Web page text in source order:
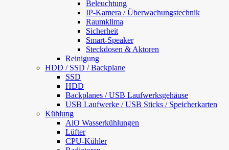
Beleuchtung
IP-Kamera / Überwachungstechnik
Raumklima
Sicherheit
Smart-Speaker
Steckdosen & Aktoren
Reinigung
HDD / SSD / Backplane
SSD
HDD
Backplanes / USB Laufwerksgehäuse
USB Laufwerke / USB Sticks / Speicherkarten
Kühlung
AiO Wasserkühlungen
Lüfter
CPU-Kühler